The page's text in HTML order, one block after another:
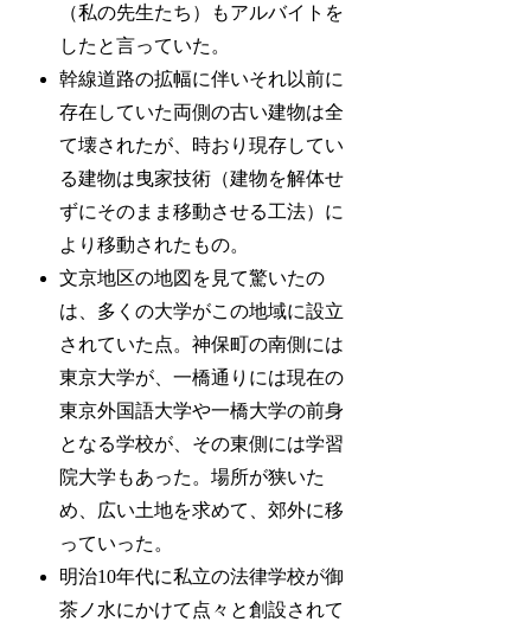
（私の先生たち）もアルバイトを
したと言っていた。
幹線道路の拡幅に伴いそれ以前に
存在していた両側の古い建物は全
て壊されたが、時おり現存してい
る建物は曳家技術（建物を解体せ
ずにそのまま移動させる工法）に
より移動されたもの。
文京地区の地図を見て驚いたの
は、多くの大学がこの地域に設立
されていた点。神保町の南側には
東京大学が、一橋通りには現在の
東京外国語大学や一橋大学の前身
となる学校が、その東側には学習
院大学もあった。場所が狭いた
め、広い土地を求めて、郊外に移
っていった。
明治10年代に私立の法律学校が御
茶ノ水にかけて点々と創設されて